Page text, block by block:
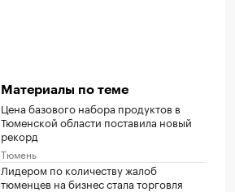
Материалы по теме
Цена базового набора продуктов в
Тюменской области поставила новый
рекорд
Тюмень
Лидером по количеству жалоб
тюменцев на бизнес стала торговля